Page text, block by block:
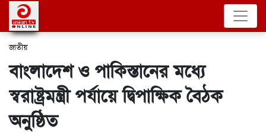
জাতীয়
বাংলাদেশ ও পাকিস্তানের মধ্যে
স্বরাষ্ট্রমন্ত্রী পর্যায়ে দ্বিপাক্ষিক বৈঠক
অনুষ্ঠিত